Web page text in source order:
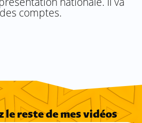
comptes.
le reste de mes vidéos